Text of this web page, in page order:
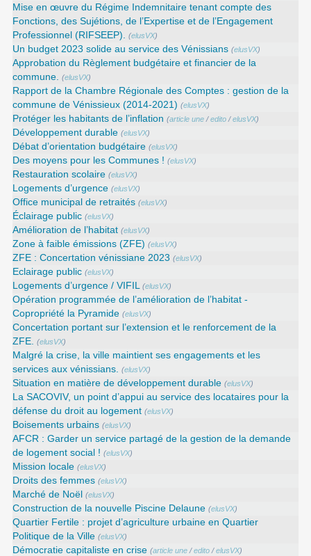
Mise en œuvre du Régime Indemnitaire tenant compte des
Fonctions, des Sujétions, de l’Expertise et de l’Engagement
Professionnel (RIFSEEP). (elusVX)
Un budget 2023 solide au service des Vénissians (elusVX)
Approbation du Règlement budgétaire et financier de la
commune. (elusVX)
Rapport de la Chambre Régionale des Comptes : gestion de la
commune de Vénissieux (2014-2021) (elusVX)
Protéger les habitants de l’inflation (article une /edito /elusVX)
Développement durable (elusVX)
Débat d’orientation budgétaire (elusVX)
Des moyens pour les Communes ! (elusVX)
Restauration scolaire (elusVX)
Logements d’urgence (elusVX)
Office municipal de retraités (elusVX)
Éclairage public (elusVX)
Amélioration de l’habitat (elusVX)
Zone à faible émissions (ZFE) (elusVX)
ZFE : Concertation vénissiane 2023 (elusVX)
Eclairage public (elusVX)
Logements d’urgence / VIFIL (elusVX)
Opération programmée de l’amélioration de l’habitat -
Copropriété la Pyramide (elusVX)
Concertation portant sur l’extension et le renforcement de la
ZFE. (elusVX)
Malgré la crise, la ville maintient ses engagements et les
services aux vénissians. (elusVX)
Situation en matière de développement durable (elusVX)
La SACOVIV, un point d’appui au service des locataires pour la
défense du droit au logement (elusVX)
Boisements urbains (elusVX)
AFCR : Garder un service partagé de la gestion de la demande
de logement social ! (elusVX)
Mission locale (elusVX)
Droits des femmes (elusVX)
Marché de Noël (elusVX)
Construction de la nouvelle Piscine Delaune (elusVX)
Quartier Fertile : projet d’agriculture urbaine en Quartier
Politique de la Ville (elusVX)
Démocratie capitaliste en crise (article une /edito /elusVX)